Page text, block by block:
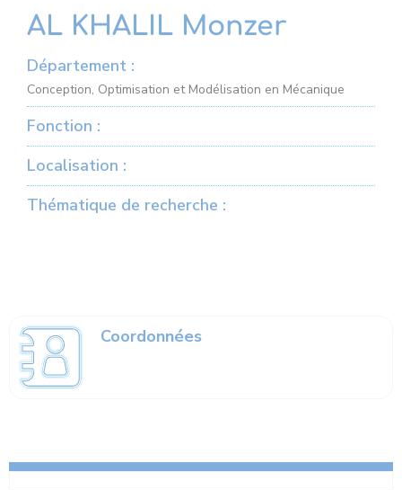
AL KHALIL Monzer
Département :
Conception, Optimisation et Modélisation en Mécanique
Fonction :
Localisation :
Thématique de recherche :
Coordonnées